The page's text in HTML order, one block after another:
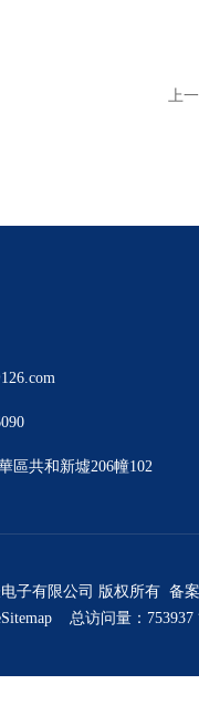
上
區共和新墟206幢102
子有限公司 版权所有 备
总访问量：753937